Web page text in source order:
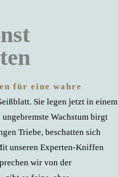
für eine wahre
Sie legen jetzt in einem
Wachstum birgt
Triebe, beschatten sich
unseren Experten-Kniffen
wir von der